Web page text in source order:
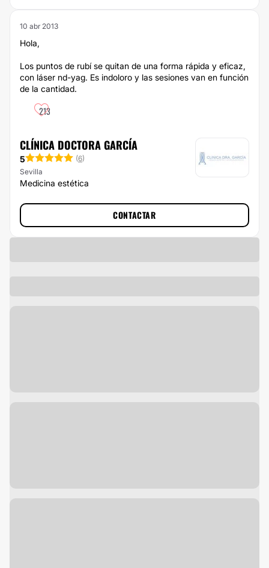
10 abr 2013
Hola,
Los puntos de rubí se quitan de una forma rápida y eficaz,
con láser nd-yag. Es indoloro y las sesiones van en función
de la cantidad.
213
CLÍNICA DOCTORA GARCÍA
5 (6)
Sevilla
Medicina estética
CONTACTAR